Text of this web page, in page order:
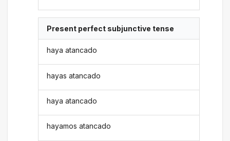
Present perfect subjunctive tense
haya atancado
hayas atancado
haya atancado
hayamos atancado